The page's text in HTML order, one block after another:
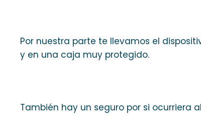
Por nuestra parte te llevamos el
y en una caja muy protegido.
También hay un seguro por si ocurriera